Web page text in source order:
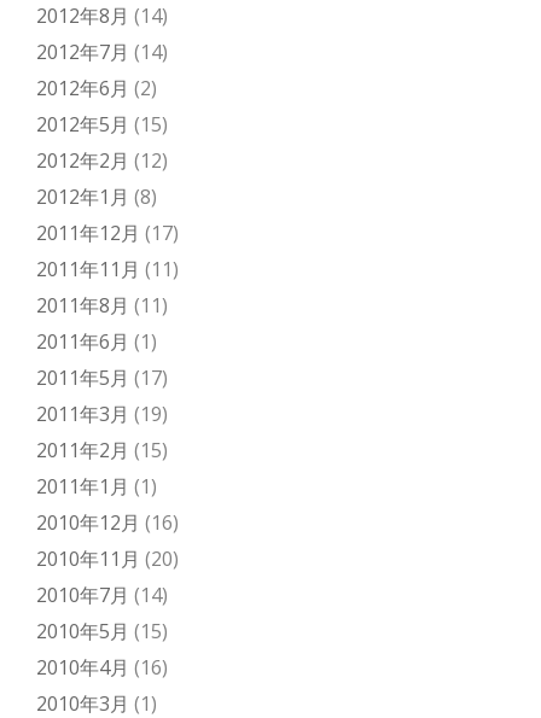
2012年8月 (14)
2012年7月 (14)
2012年6月 (2)
2012年5月 (15)
2012年2月 (12)
2012年1月 (8)
2011年12月 (17)
2011年11月 (11)
2011年8月 (11)
2011年6月 (1)
2011年5月 (17)
2011年3月 (19)
2011年2月 (15)
2011年1月 (1)
2010年12月 (16)
2010年11月 (20)
2010年7月 (14)
2010年5月 (15)
2010年4月 (16)
2010年3月 (1)